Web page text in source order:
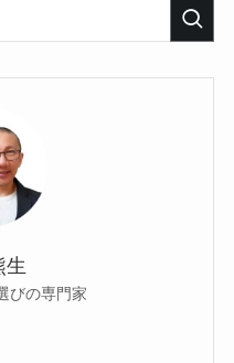
生
びの専門家